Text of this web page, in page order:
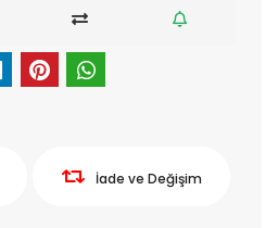
İade ve Değişim